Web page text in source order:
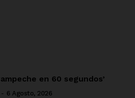
en 60 segundos’
- 6 Agosto, 2026